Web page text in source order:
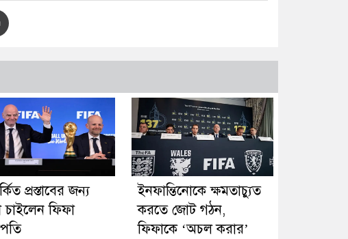
প্রস্তাবের জন্য
চাইলেন ফিফা
ইনফান্তিনোকে ক্ষমতাচ্যুত
করতে জোট গঠন,
ফিফাকে ‘অচল করার’